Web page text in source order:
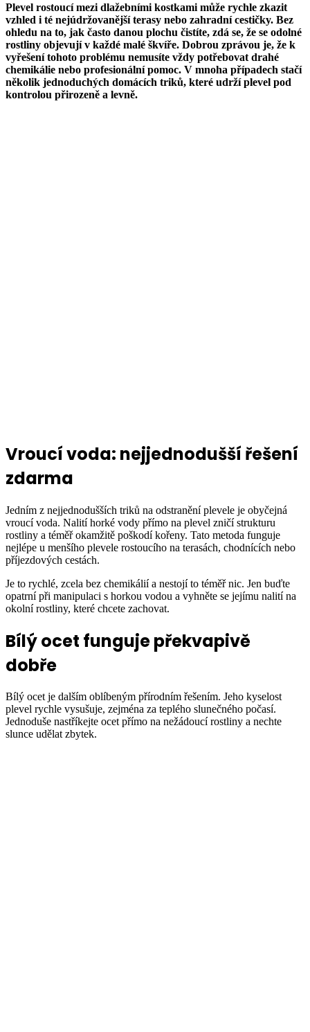
Plevel rostoucí mezi dlažebními kostkami může rychle zkazit
vzhled i té nejúdržovanější terasy nebo zahradní cestičky. Bez
ohledu na to, jak často danou plochu čistíte, zdá se, že se odolné
rostliny objevují v každé malé škvíře. Dobrou zprávou je, že k
vyřešení tohoto problému nemusíte vždy potřebovat drahé
chemikálie nebo profesionální pomoc. V mnoha případech stačí
několik jednoduchých domácích triků, které udrží plevel pod
kontrolou přirozeně a levně.
Vroucí voda: nejjednodušší řešení
zdarma
Jedním z nejjednodušších triků na odstranění plevele je obyčejná
vroucí voda. Nalití horké vody přímo na plevel zničí strukturu
rostliny a téměř okamžitě poškodí kořeny. Tato metoda funguje
nejlépe u menšího plevele rostoucího na terasách, chodnících nebo
příjezdových cestách.
Je to rychlé, zcela bez chemikálií a nestojí to téměř nic. Jen buďte
opatrní při manipulaci s horkou vodou a vyhněte se jejímu nalití na
okolní rostliny, které chcete zachovat.
Bílý ocet funguje překvapivě
dobře
Bílý ocet je dalším oblíbeným přírodním řešením. Jeho kyselost
plevel rychle vysušuje, zejména za teplého slunečného počasí.
Jednoduše nastříkejte ocet přímo na nežádoucí rostliny a nechte
slunce udělat zbytek.